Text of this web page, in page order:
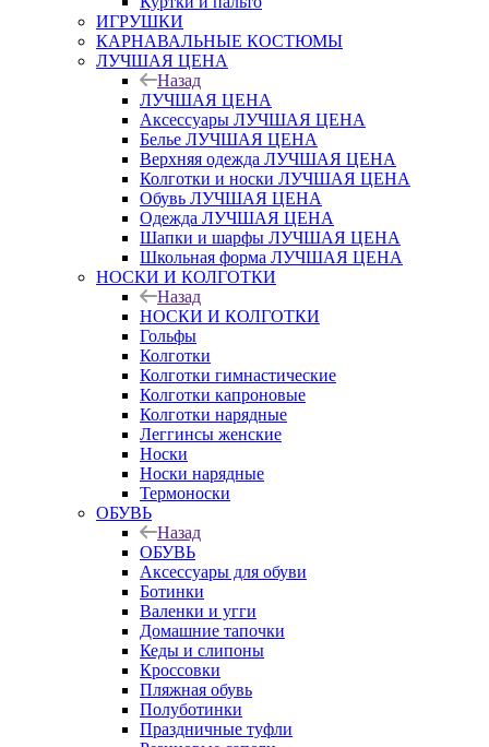
ИГРУШКИ
КАРНАВАЛЬНЫЕ КОСТЮМЫ
ЛУЧШАЯ ЦЕНА
Назад
ЛУЧШАЯ ЦЕНА
Аксессуары ЛУЧШАЯ ЦЕНА
Белье ЛУЧШАЯ ЦЕНА
Верхняя одежда ЛУЧШАЯ ЦЕНА
Колготки и носки ЛУЧШАЯ ЦЕНА
Обувь ЛУЧШАЯ ЦЕНА
Одежда ЛУЧШАЯ ЦЕНА
Шапки и шарфы ЛУЧШАЯ ЦЕНА
Школьная форма ЛУЧШАЯ ЦЕНА
НОСКИ И КОЛГОТКИ
Назад
НОСКИ И КОЛГОТКИ
Гольфы
Колготки
Колготки гимнастические
Колготки капроновые
Колготки нарядные
Леггинсы женские
Носки
Носки нарядные
Термоноски
ОБУВЬ
Назад
ОБУВЬ
Аксессуары для обуви
Ботинки
Валенки и угги
Домашние тапочки
Кеды и слипоны
Кроссовки
Пляжная обувь
Полуботинки
Праздничные туфли